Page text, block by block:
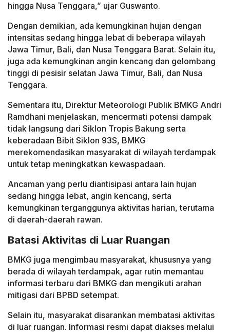
hingga Nusa Tenggara,” ujar Guswanto.
Dengan demikian, ada kemungkinan hujan dengan
intensitas sedang hingga lebat di beberapa wilayah
Jawa Timur, Bali, dan Nusa Tenggara Barat. Selain itu,
juga ada kemungkinan angin kencang dan gelombang
tinggi di pesisir selatan Jawa Timur, Bali, dan Nusa
Tenggara.
Sementara itu, Direktur Meteorologi Publik BMKG Andri
Ramdhani menjelaskan, mencermati potensi dampak
tidak langsung dari Siklon Tropis Bakung serta
keberadaan Bibit Siklon 93S, BMKG
merekomendasikan masyarakat di wilayah terdampak
untuk tetap meningkatkan kewaspadaan.
Ancaman yang perlu diantisipasi antara lain hujan
sedang hingga lebat, angin kencang, serta
kemungkinan terganggunya aktivitas harian, terutama
di daerah-daerah rawan.
Batasi Aktivitas di Luar Ruangan
BMKG juga mengimbau masyarakat, khususnya yang
berada di wilayah terdampak, agar rutin memantau
informasi terbaru dari BMKG dan mengikuti arahan
mitigasi dari BPBD setempat.
Selain itu, masyarakat disarankan membatasi aktivitas
di luar ruangan. Informasi resmi dapat diakses melalui